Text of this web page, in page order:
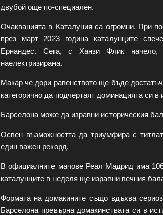
двубой още по-специален.
Очакванията в Каталуния са огромни. При
през март 2023 година каталунците
Ернандес. Сега, с Ханзи Флик
наелектризирана.
Макар че дори равенството ще бъде
категорично да подчертаят доминацията си
Барселона може да изравни историческия
Освен възможността да триумфира с
един важен рекорд.
В официалните мачове Реал Мадрид има
каталунците в неделя ще изравни вечния
Формата на домакините също вдъхва
Барселона превърна домакинствата си в